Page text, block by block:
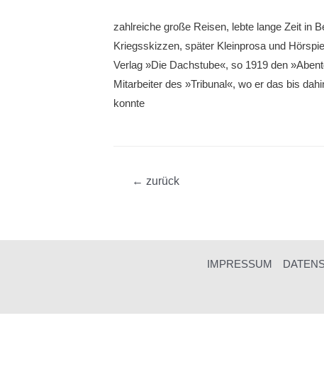
zahlreiche große Reisen, lebte lange Zeit in
Kriegs­skizzen, später Kleinprosa und
Verlag »Die Dachstube«, so 1919 den
Mitarbeiter des »Tribunal«, wo er das bis
konnte
Beitragsnavigation
← zurück
IMPRESSUM